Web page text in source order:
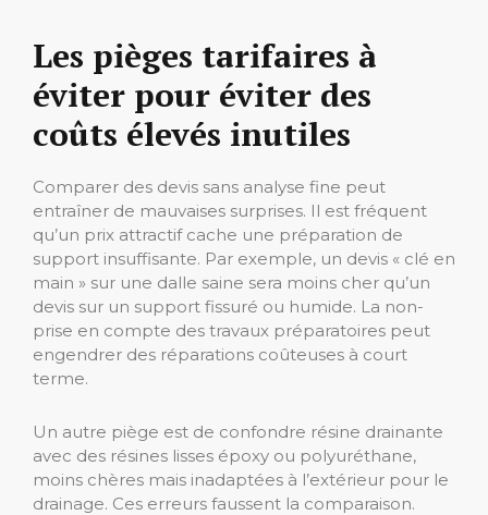
Les pièges tarifaires à
éviter pour éviter des
coûts élevés inutiles
Comparer des devis sans analyse fine peut
entraîner de mauvaises surprises. Il est fréquent
qu’un prix attractif cache une préparation de
support insuffisante. Par exemple, un devis « clé en
main » sur une dalle saine sera moins cher qu’un
devis sur un support fissuré ou humide. La non-
prise en compte des travaux préparatoires peut
engendrer des réparations coûteuses à court
terme.
Un autre piège est de confondre résine drainante
avec des résines lisses époxy ou polyuréthane,
moins chères mais inadaptées à l’extérieur pour le
drainage. Ces erreurs faussent la comparaison.